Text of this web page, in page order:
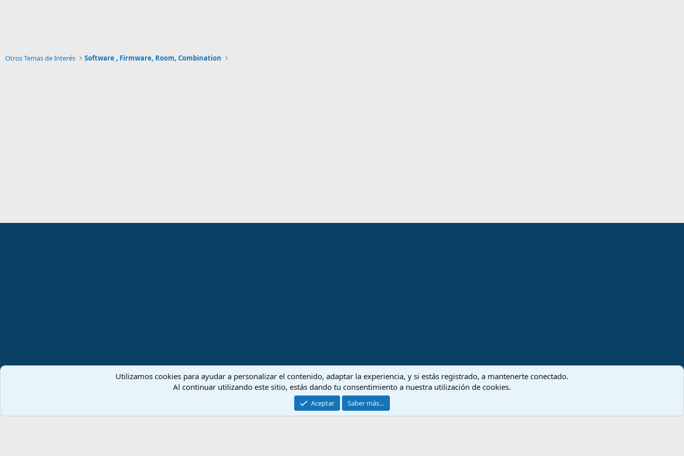
Otros Temas de Interés Software , Firmware, Room, Combination
Términos y reglas
Utilizamos cookies para ayudar a personalizar el contenido, adaptar la experiencia, y si estás registrado, a mantenerte conectado.
Al continuar utilizando este sitio, estás dando tu consentimiento a nuestra utilización de cookies.
Aceptar Saber más…